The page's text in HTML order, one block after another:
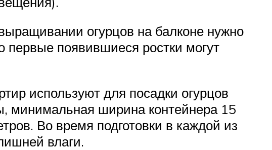
огурцов на балконе нужно
первые появившиеся ростки могут
используют для посадки огурцов
минимальная ширина контейнера 15
Во время подготовки в каждой из
влаги.